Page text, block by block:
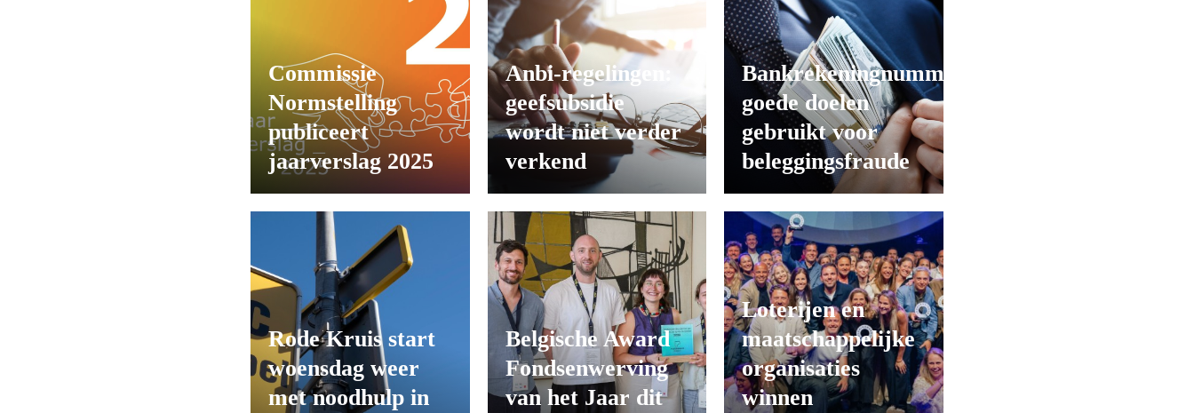
Commissie
Normstelling
publiceert
jaarverslag 2025
Anbi-regelingen:
geefsubsidie
wordt niet verder
verkend
Bankrekeningnummers
goede doelen
gebruikt voor
beleggingsfraude
Rode Kruis start
woensdag weer
met noodhulp in
Belgische Award
Fondsenwerving
van het Jaar dit
Loterijen en
maatschappelijke
organisaties
winnen